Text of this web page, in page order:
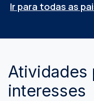
Ir para todas as
Atividades
interesses